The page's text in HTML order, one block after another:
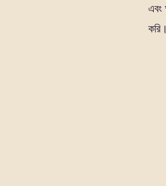
এবং
করি।